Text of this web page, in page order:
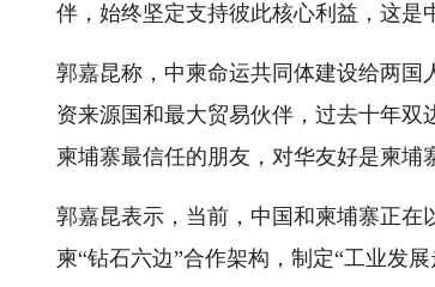
伴，始终坚定支持彼此核心利益，这是
郭嘉昆称，中柬命运共同体建设给两
资来源国和最大贸易伙伴，过去十年
柬埔寨最信任的朋友，对华友好是柬埔
郭嘉昆表示，当前，中国和柬埔寨正在
柬“钻石六边”合作架构，制定“工业发